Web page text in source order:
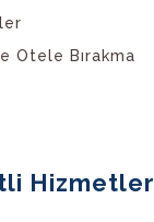
Otele Bırakma
Hizmetler